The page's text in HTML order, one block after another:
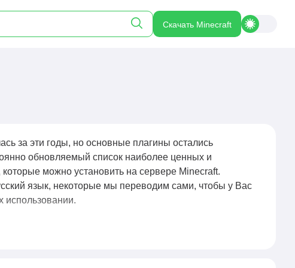
Скачать Minecraft
за эти годы, но основные плагины остались
обновляемый список наиболее ценных и
можно установить на сервере Minecraft.
язык, некоторые мы переводим сами, чтобы у Вас
использовании.